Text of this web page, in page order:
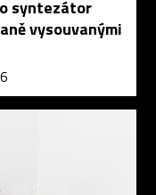
syntezátor
vysouvanými